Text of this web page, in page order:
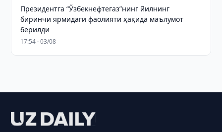
Президентга “Ўзбекнефтегаз”нинг йилнинг
биринчи ярмидаги фаолияти ҳақида маълумот
берилди
17:54 · 03/08